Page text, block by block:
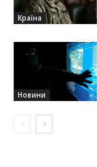
Країна
Новини